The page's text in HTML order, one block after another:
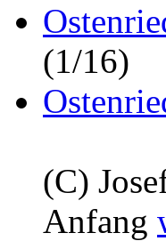
(1/16)
(C)
Anfang